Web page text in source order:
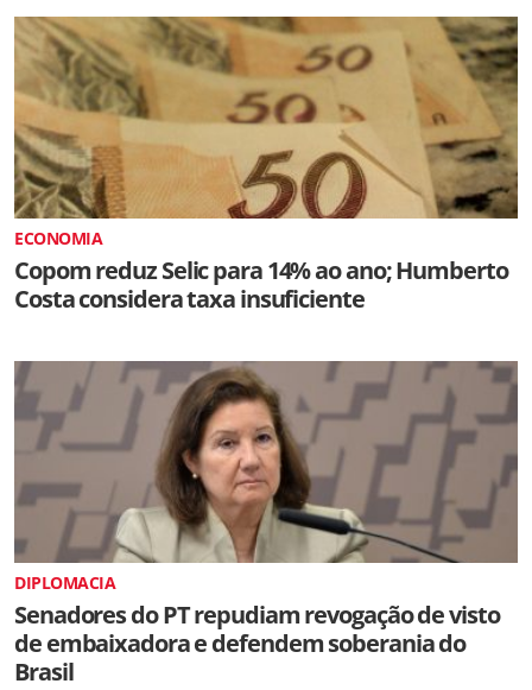
ECONOMIA
Copom reduz Selic para 14% ao ano; Humberto
Costa considera taxa insuficiente
DIPLOMACIA
Senadores do PT repudiam revogação de visto
de embaixadora e defendem soberania do
Brasil